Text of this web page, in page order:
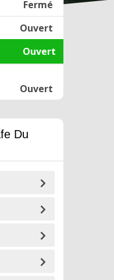
Fermé
Ouvert
Ouvert
Ouvert
Du